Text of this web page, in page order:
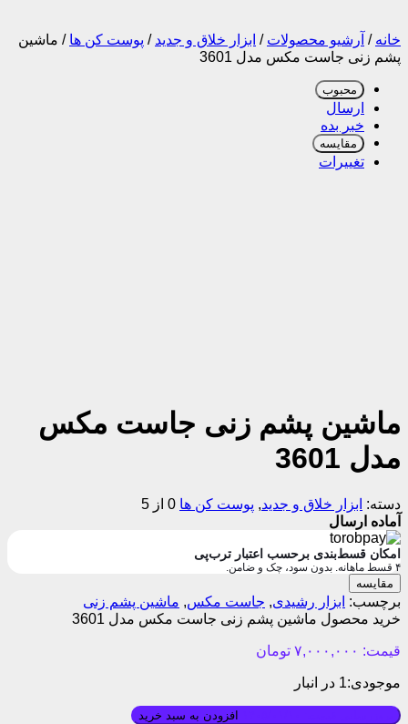
خانه / آرشیو محصولات / ابزار خلاق و جدید / پوست کن ها / ماشین
پشم زنی جاست مکس مدل 3601
محبوب
ارسال
خبر بده
مقایسه
تغییرات
ماشین پشم زنی جاست مکس
مدل 3601
دسته: ابزار خلاق و جدید, پوست کن ها 0 از 5
آماده ارسال
امکان قسط‌بندی برحسب اعتبار ترب‌پی
۴ قسط ماهانه. بدون سود، چک و ضامن.
مقایسه
برچسب: ابزار رشیدی, جاست مکس, ماشین پشم زنی
خرید محصول ماشین پشم زنی جاست مکس مدل 3601
قیمت: ۷,۰۰۰,۰۰۰ تومان
موجودی:1 در انبار